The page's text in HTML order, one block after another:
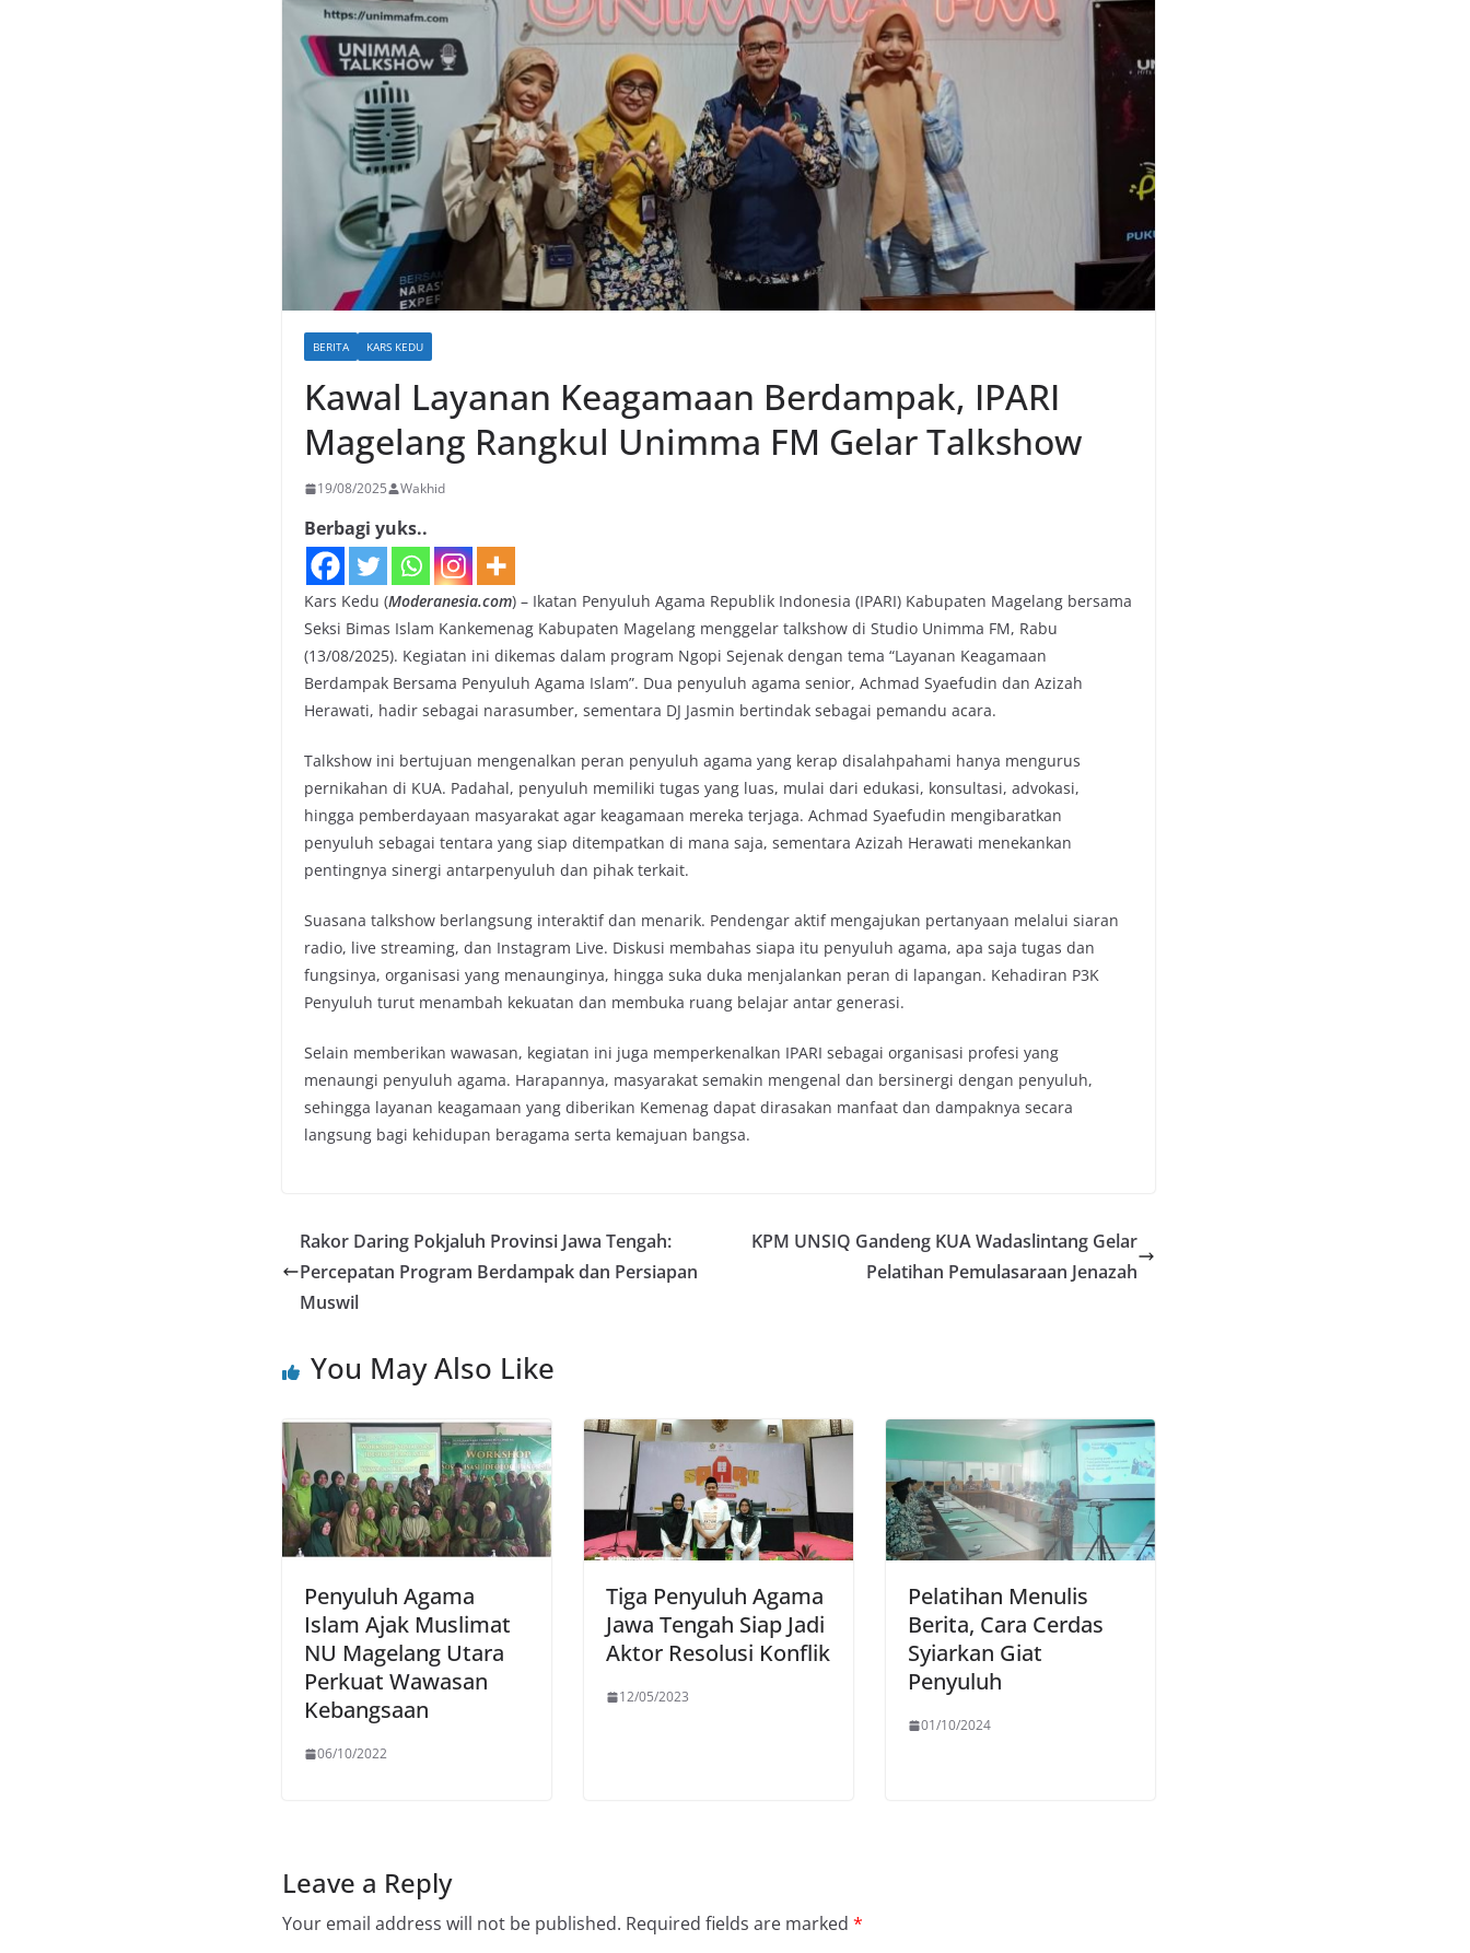
BERITA KARS KEDU
Kawal Layanan Keagamaan Berdampak, IPARI
Magelang Rangkul Unimma FM Gelar Talkshow
19/08/2025 Wakhid
Berbagi yuks..
Kars Kedu (Moderanesia.com) – Ikatan Penyuluh Agama Republik Indonesia (IPARI) Kabupaten Magelang bersama
Seksi Bimas Islam Kankemenag Kabupaten Magelang menggelar talkshow di Studio Unimma FM, Rabu
(13/08/2025). Kegiatan ini dikemas dalam program Ngopi Sejenak dengan tema “Layanan Keagamaan
Berdampak Bersama Penyuluh Agama Islam”. Dua penyuluh agama senior, Achmad Syaefudin dan Azizah
Herawati, hadir sebagai narasumber, sementara DJ Jasmin bertindak sebagai pemandu acara.
Talkshow ini bertujuan mengenalkan peran penyuluh agama yang kerap disalahpahami hanya mengurus
pernikahan di KUA. Padahal, penyuluh memiliki tugas yang luas, mulai dari edukasi, konsultasi, advokasi,
hingga pemberdayaan masyarakat agar keagamaan mereka terjaga. Achmad Syaefudin mengibaratkan
penyuluh sebagai tentara yang siap ditempatkan di mana saja, sementara Azizah Herawati menekankan
pentingnya sinergi antarpenyuluh dan pihak terkait.
Suasana talkshow berlangsung interaktif dan menarik. Pendengar aktif mengajukan pertanyaan melalui siaran
radio, live streaming, dan Instagram Live. Diskusi membahas siapa itu penyuluh agama, apa saja tugas dan
fungsinya, organisasi yang menaunginya, hingga suka duka menjalankan peran di lapangan. Kehadiran P3K
Penyuluh turut menambah kekuatan dan membuka ruang belajar antar generasi.
Selain memberikan wawasan, kegiatan ini juga memperkenalkan IPARI sebagai organisasi profesi yang
menaungi penyuluh agama. Harapannya, masyarakat semakin mengenal dan bersinergi dengan penyuluh,
sehingga layanan keagamaan yang diberikan Kemenag dapat dirasakan manfaat dan dampaknya secara
langsung bagi kehidupan beragama serta kemajuan bangsa.
Rakor Daring Pokjaluh Provinsi Jawa Tengah:
Percepatan Program Berdampak dan Persiapan
Muswil
KPM UNSIQ Gandeng KUA Wadaslintang Gelar
Pelatihan Pemulasaraan Jenazah
You May Also Like
Penyuluh Agama
Islam Ajak Muslimat
NU Magelang Utara
Perkuat Wawasan
Kebangsaan
06/10/2022
Tiga Penyuluh Agama
Jawa Tengah Siap Jadi
Aktor Resolusi Konflik
12/05/2023
Pelatihan Menulis
Berita, Cara Cerdas
Syiarkan Giat
Penyuluh
01/10/2024
Leave a Reply
Your email address will not be published. Required fields are marked *